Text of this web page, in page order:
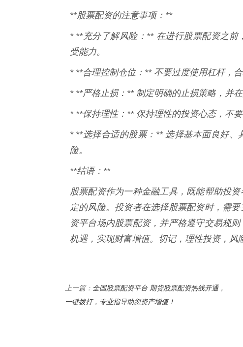
**股票配资的注意事项：**
* **充分了解风险：** 在进行股票配资之
受能力。
* **合理控制仓位：** 不要过度使用杠杆，
* **严格止损：** 制定明确的止损策略，并
* **保持理性：** 保持理性的投资心态，不
* **选择合适的股票：** 选择基本面良好
险。
**结语：**
股票配资作为一种金融工具，既能帮助投
定的风险。投资者在选择股票配资时，需
资平台场内股票配资，并严格遵守交易规
机遇，实现财富增值。切记，理性投资，风
上一篇： 全国股票配资平台 期货股票配资热线开通，
一键拨打，专业指导助您资产增值！